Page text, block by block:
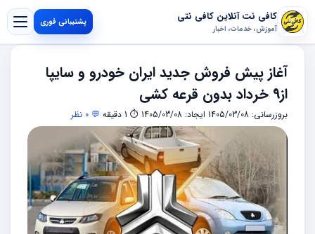
کافی نت آنلاین کافی نتی
آموزش، خدمات، اخبار
پشتیبانی فوری
آغاز پیش فروش جدید ایران خودرو و سایپا
از9 خرداد بدون قرعه کشی
بروزرسانی: 1405/03/08 ایجاد: 1405/03/08 ⏱ 1 دقیقه 💬 0 نظر